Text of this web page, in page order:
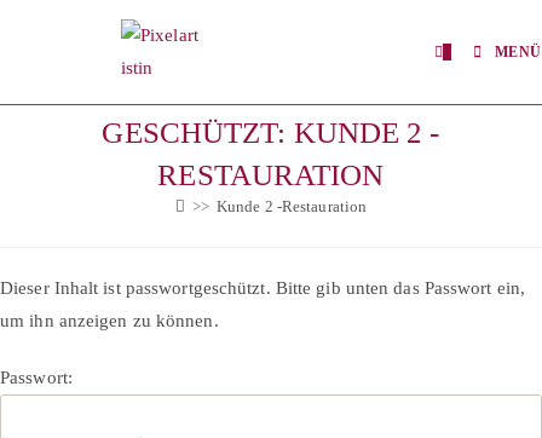
MENÜ
GESCHÜTZT: KUNDE 2 -
RESTAURATION
>> Kunde 2 -Restauration
Dieser Inhalt ist passwortgeschützt. Bitte gib unten das Passwort ein,
um ihn anzeigen zu können.
Passwort: